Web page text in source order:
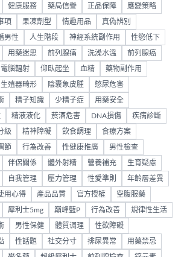
健康服務 藥局信譽 正品保障 應變策略
項 果凍劑型 情趣用品 真偽辨別
男性 人生階段 神經系統副作用 性慾低下
用藥迷思 前列腺痛 洗澡水溫 前列腺癌
電腦輻射 仰臥起坐 血精 藥物副作用
生殖器畸形 陰囊象皮腫 憋尿危害
精子知識 少精子症 用藥安全
精液液化 菸酒危害 DNA損傷 疾病診斷
級 精神障礙 飲食調理 食療方案
節 行為改善 性健康推廣 男性檢查
伴侶關係 體外射精 營養補充 生育疑慮
自我管理 壓力管理 性愛準則 年齡層差異
用心得 產品品質 官方授權 空腹服藥
犀利士5mg 巔峰藍P 行為改善 規律性生活
男性保健 體質调理 性欲障礙
性話題 社交分寸 排尿異常 用藥禁忌